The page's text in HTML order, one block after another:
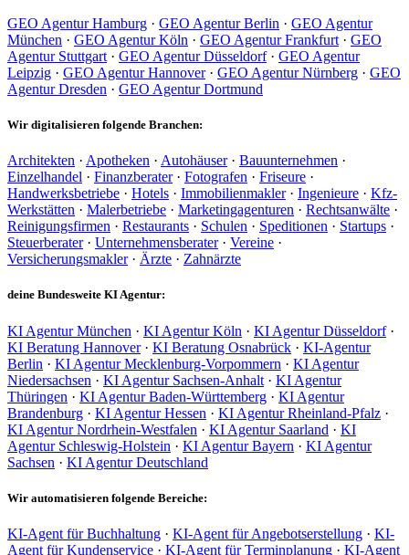
GEO Agentur Hamburg · GEO Agentur Berlin · GEO Agentur
München · GEO Agentur Köln · GEO Agentur Frankfurt · GEO
Agentur Stuttgart · GEO Agentur Düsseldorf· GEO Agentur
Leipzig · GEO Agentur Hannover· GEO Agentur Nürnberg · GEO
Agentur Dresden · GEO Agentur Dortmund
Wir digitalisieren folgende Branchen:
Architekten · Apotheken · Autohäuser· Bauunternehmen ·
Einzelhandel · Finanzberater· Fotografen · Friseure ·
Handwerksbetriebe · Hotels · Immobilienmakler· Ingenieure · Kfz-
Werkstätten · Malerbetriebe · Marketingagenturen · Rechtsanwälte ·
Reinigungsfirmen · Restaurants · Schulen · Speditionen · Startups ·
Steuerberater· Unternehmensberater· Vereine ·
Versicherungsmakler· Ärzte · Zahnärzte
deine Bundesweite KI Agentur:
KI Agentur München · KI Agentur Köln · KI Agentur Düsseldorf·
KI Beratung Hannover· KI Beratung Osnabrück · KI-Agentur
Berlin · KI Agentur Mecklenburg-Vorpommern · KI Agentur
Niedersachsen · KI Agentur Sachsen-Anhalt · KI Agentur
Thüringen · KI Agentur Baden-Württemberg · KI Agentur
Brandenburg · KI Agentur Hessen · KI Agentur Rheinland-Pfalz ·
KI Agentur Nordrhein-Westfalen · KI Agentur Saarland · KI
Agentur Schleswig-Holstein · KI Agentur Bayern · KI Agentur
Sachsen · KI Agentur Deutschland
Wir automatisieren folgende Bereiche:
KI-Agent für Buchhaltung · KI-Agent für Angebotserstellung · KI-
Agent für Kundenservice · KI-Agent für Terminplanung · KI-Agent